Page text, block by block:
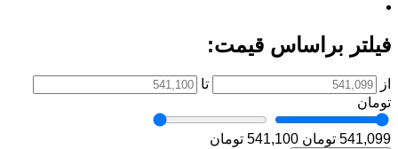
فیلتر براساس قیمت:
از
تا
تومان
541,099 تومان 541,100 تومان